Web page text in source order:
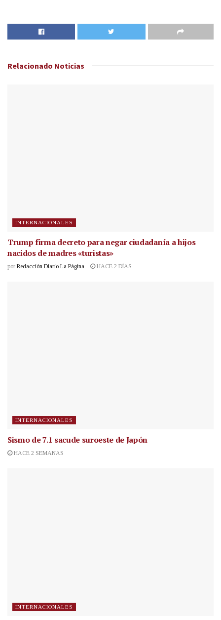
Relacionado Noticias
INTERNACIONALES
Trump firma decreto para negar ciudadanía a hijos
nacidos de madres «turistas»
por Redacción Diario La Página HACE 2 DÍAS
INTERNACIONALES
Sismo de 7.1 sacude suroeste de Japón
HACE 2 SEMANAS
INTERNACIONALES